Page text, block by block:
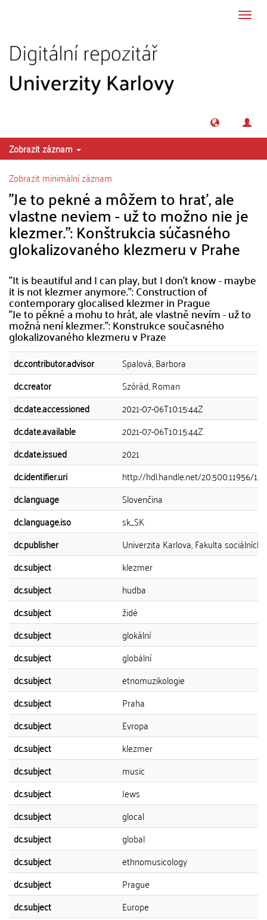
Zobrazit záznam
Zobrazit minimální záznam
"Je to pekné a môžem to hrať, ale
vlastne neviem - už to možno nie je
klezmer.": Konštrukcia súčasného
glokalizovaného klezmeru v Prahe
"It is beautiful and I can play, but I don't know - maybe
it is not klezmer anymore.": Construction of
contemporary glocalised klezmer in Prague
"Je to pěkné a mohu to hrát, ale vlastně nevím - už to
možná není klezmer.": Konstrukce současného
glokalizovaného klezmeru v Praze
dc.contributor.advisor
Spalová, Barbora
dc.creator
Szórád, Roman
dc.date.accessioned
2021-07-06T10:15:44Z
dc.date.available
2021-07-06T10:15:44Z
dc.date.issued
2021
dc.identifier.uri
http://hdl.handle.net/20.500.11956/
dc.language
Slovenčina
dc.language.iso
sk_SK
dc.publisher
Univerzita Karlova, Fakulta sociálních
dc.subject
klezmer
dc.subject
hudba
dc.subject
židé
dc.subject
glokální
dc.subject
globální
dc.subject
etnomuzikologie
dc.subject
Praha
dc.subject
Evropa
dc.subject
klezmer
dc.subject
music
dc.subject
Jews
dc.subject
glocal
dc.subject
global
dc.subject
ethnomusicology
dc.subject
Prague
dc.subject
Europe